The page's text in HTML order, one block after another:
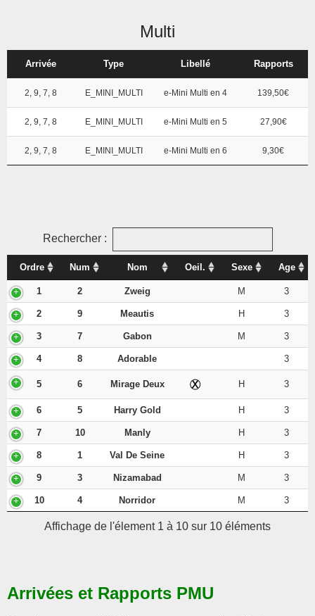
Multi
Arrivée Type Libellé Rapports
2, 9, 7, 8 E_MINI_MULTI e-Mini Multi en 4 139,50€
2, 9, 7, 8 E_MINI_MULTI e-Mini Multi en 5 27,90€
2, 9, 7, 8 E_MINI_MULTI e-Mini Multi en 6 9,30€
Rechercher :
Ordre Num Nom Oeil. Sexe Age
1 2 Zweig M 3
2 9 Meautis H 3
3 7 Gabon M 3
4 8 Adorable 3
5 6 Mirage Deux H 3
6 5 Harry Gold H 3
7 10 Manly H 3
8 1 Val De Seine H 3
9 3 Nizamabad M 3
10 4 Norridor M 3
Affichage de l'élement 1 à 10 sur 10 éléments
Arrivées et Rapports PMU